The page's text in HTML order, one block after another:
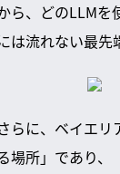
ら、どのLLMを
は流れない最先
らに、ベイエ
場所」であり